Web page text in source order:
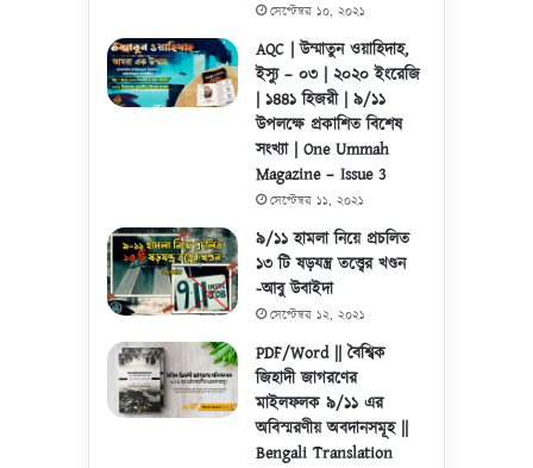
সেপ্টেম্বর ১০, ২০২১
AQC | উম্মাতুন ওয়াহিদাহ,
ইস্যু – ০৩ | ২০২০ ইংরেজি
| ১৪৪১ হিজরী | ৯/১১
উপলক্ষে প্রকাশিত বিশেষ
সংখ্যা | One Ummah
Magazine – Issue 3
সেপ্টেম্বর ১১, ২০২১
৯/১১ হামলা নিয়ে প্রচলিত
১৩ টি ষড়যন্ত্র তত্ত্বের খণ্ডন
-আবু উবাইদা
সেপ্টেম্বর ১২, ২০২১
PDF/Word || বৈশ্বিক
জিহাদী জাগরণের
মাইলফলক ৯/১১ এর
অবিস্মরণীয় অবদানসমূহ ||
Bengali Translation